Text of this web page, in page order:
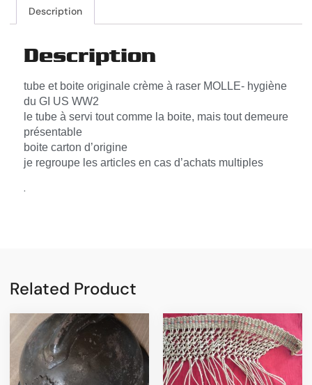
Description
Description
tube et boite originale crème à raser MOLLE- hygiène
du GI US WW2
le tube à servi tout comme la boite, mais tout demeure
présentable
boite carton d’origine
je regroupe les articles en cas d’achats multiples
.
Related Product